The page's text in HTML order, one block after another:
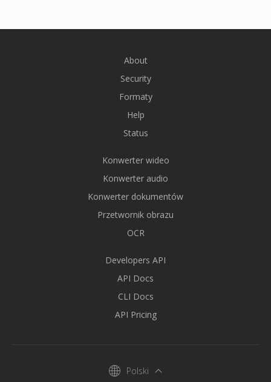
About
Security
Formaty
Help
Status
Konwerter wideo
Konwerter audio
Konwerter dokumentów
Przetwornik obrazu
OCR
Developers API
API Docs
CLI Docs
API Pricing
Polski